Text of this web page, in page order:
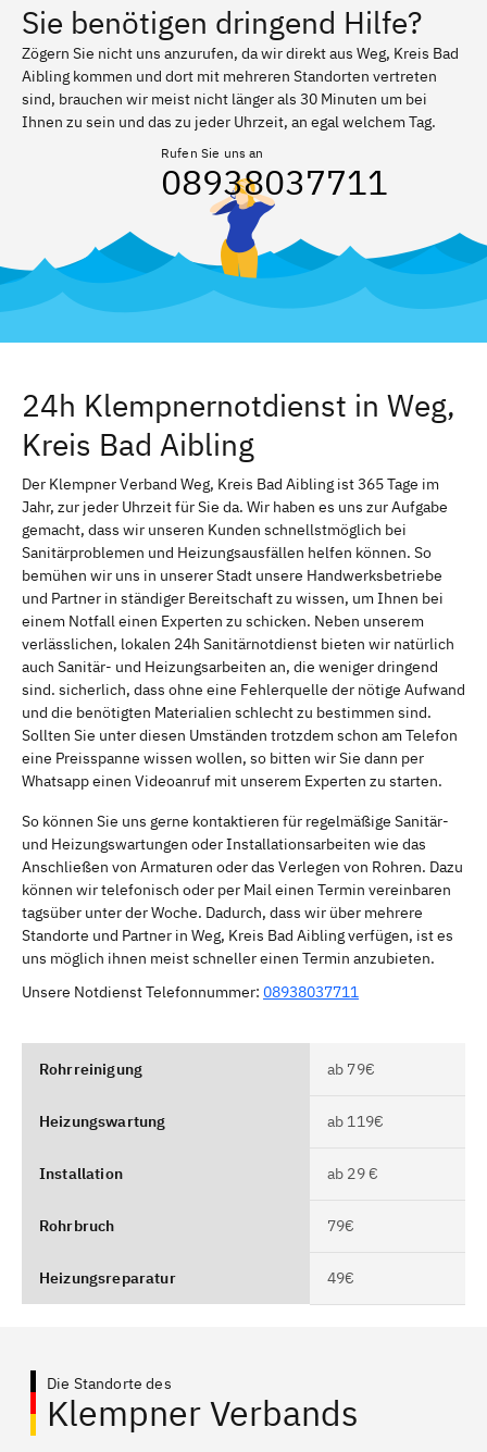
Sie benötigen dringend Hilfe?
Zögern Sie nicht uns anzurufen, da wir direkt aus Weg, Kreis Bad
Aibling kommen und dort mit mehreren Standorten vertreten
sind, brauchen wir meist nicht länger als 30 Minuten um bei
Ihnen zu sein und das zu jeder Uhrzeit, an egal welchem Tag.
Rufen Sie uns an
08938037711
24h Klempnernotdienst in Weg,
Kreis Bad Aibling
Der Klempner Verband Weg, Kreis Bad Aibling ist 365 Tage im
Jahr, zur jeder Uhrzeit für Sie da. Wir haben es uns zur Aufgabe
gemacht, dass wir unseren Kunden schnellstmöglich bei
Sanitärproblemen und Heizungsausfällen helfen können. So
bemühen wir uns in unserer Stadt unsere Handwerksbetriebe
und Partner in ständiger Bereitschaft zu wissen, um Ihnen bei
einem Notfall einen Experten zu schicken. Neben unserem
verlässlichen, lokalen 24h Sanitärnotdienst bieten wir natürlich
auch Sanitär- und Heizungsarbeiten an, die weniger dringend
sind. sicherlich, dass ohne eine Fehlerquelle der nötige Aufwand
und die benötigten Materialien schlecht zu bestimmen sind.
Sollten Sie unter diesen Umständen trotzdem schon am Telefon
eine Preisspanne wissen wollen, so bitten wir Sie dann per
Whatsapp einen Videoanruf mit unserem Experten zu starten.
So können Sie uns gerne kontaktieren für regelmäßige Sanitär-
und Heizungswartungen oder Installationsarbeiten wie das
Anschließen von Armaturen oder das Verlegen von Rohren. Dazu
können wir telefonisch oder per Mail einen Termin vereinbaren
tagsüber unter der Woche. Dadurch, dass wir über mehrere
Standorte und Partner in Weg, Kreis Bad Aibling verfügen, ist es
uns möglich ihnen meist schneller einen Termin anzubieten.
Unsere Notdienst Telefonnummer: 08938037711
Rohrreinigung ab 79€
Heizungswartung ab 119€
Installation ab 29 €
Rohrbruch 79€
Heizungsreparatur 49€
Die Standorte des
Klempner Verbands